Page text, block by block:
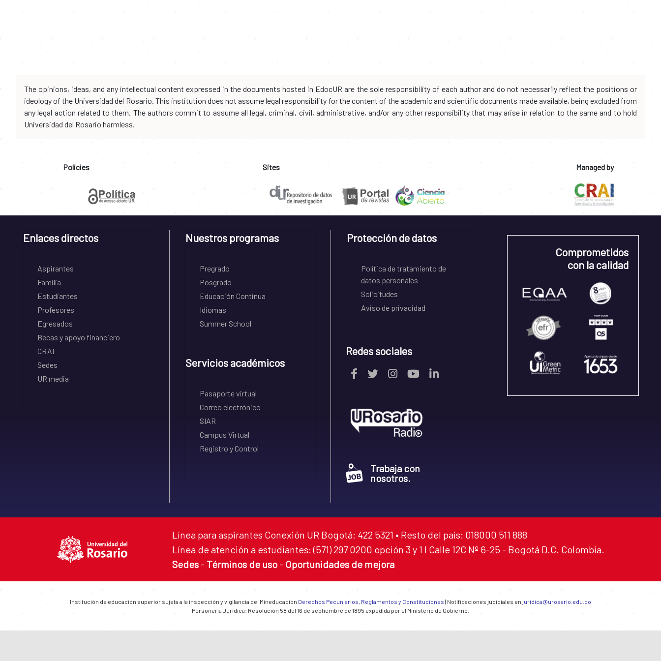
The opinions, ideas, and any intellectual content expressed in the documents hosted in EdocUR are the sole responsibility of each author and do not necessarily reflect the positions or
ideology of the Universidad del Rosario. This institution does not assume legal responsibility for the content of the academic and scientific documents made available, being excluded from
any legal action related to them. The authors commit to assume all legal, criminal, civil, administrative, and/or any other responsibility that may arise in relation to the same and to hold
Universidad del Rosario harmless.
Policies Sites Managed by
Enlaces directos
Aspirantes
Familia
Estudiantes
Profesores
Egresados
Becas y apoyo financiero
CRAI
Sedes
UR media
Nuestros programas
Pregrado
Posgrado
Educación Continua
Idiomas
Summer School
Servicios académicos
Pasaporte virtual
Correo electrónico
SIAR
Campus Virtual
Registro y Control
Protección de datos
Política de tratamiento de
datos personales
Solicitudes
Aviso de privacidad
Redes sociales
Trabaja con
nosotros.
Comprometidos
con la calidad
Línea para aspirantes Conexión UR Bogotá: 422 5321 • Resto del país: 018000 511 888
Línea de atención a estudiantes: (571) 297 0200 opción 3 y 1 I Calle 12C Nº 6-25 - Bogotá D.C. Colombia.
Sedes - Términos de uso - Oportunidades de mejora
Institución de educación superior sujeta a la inspección y vigilancia del Mineducación Derechos Pecuniarios, Reglamentos y Constituciones | Notificaciones judiciales en juridica@urosario.edu.co
Personería Jurídica: Resolución 58 del 16 de septiembre de 1895 expedida por el Ministerio de Gobierno.